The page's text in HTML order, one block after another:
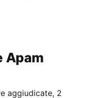
Apam
aggiudicate, 2